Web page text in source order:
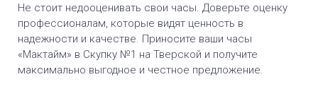
Не стоит недооценивать свои часы. Доверьте оценку
профессионалам, которые видят ценность в
надежности и качестве. Приносите ваши часы
«Мактайм» в Скупку №1 на Тверской и получите
максимально выгодное и честное предложение.